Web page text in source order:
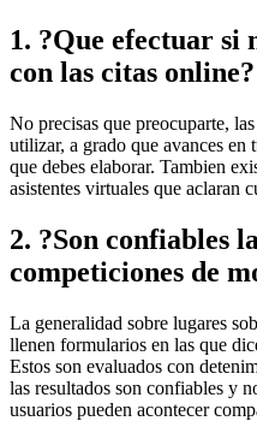
1. ?Que efectuar si
con las citas online?
No precisas que preocuparte,
utilizar, a grado que avances en
que debes elaborar. Tambien
asistentes virtuales que aclaran
2. ?Son confiables
competiciones de
La generalidad sobre lugares
llenen formularios en las que
Estos son evaluados con
las resultados son confiables y
usuarios pueden acontecer